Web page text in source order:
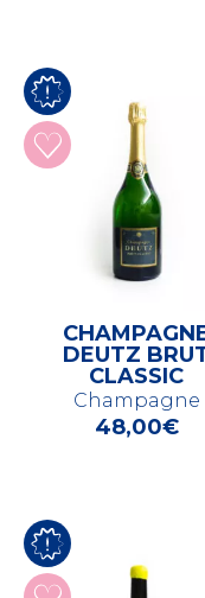
DEUTZ
CLASSIC
Champagne
48,00€